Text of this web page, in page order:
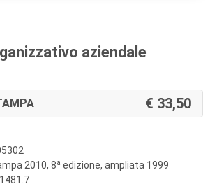
aziendale
33,50
2010, 8a edizione, ampliata 1999
1481.7